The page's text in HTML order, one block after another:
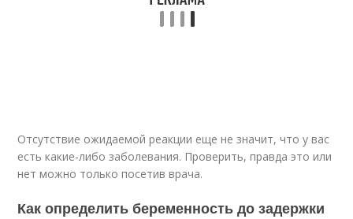
Отсутствие ожидаемой реакции еще не значит, что у вас
есть какие-либо заболевания. Проверить, правда это или
нет можно только посетив врача.
Как определить беременность до задержки